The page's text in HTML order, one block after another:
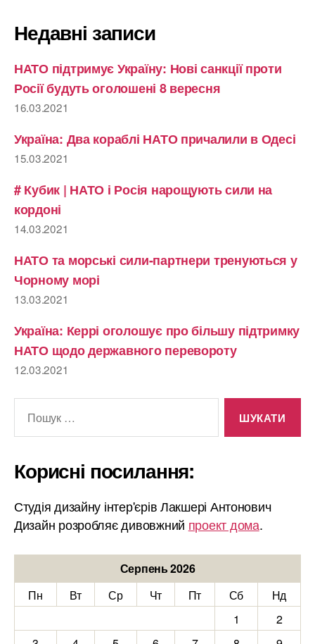
Недавні записи
НАТО підтримує Україну: Нові санкції проти
Росії будуть оголошені 8 вересня
16.03.2021
Україна: Два кораблі НАТО причалили в Одесі
15.03.2021
# Кубик | НАТО і Росія нарощують сили на
кордоні
14.03.2021
НАТО та морські сили-партнери тренуються у
Чорному морі
13.03.2021
Україна: Керрі оголошує про більшу підтримку
НАТО щодо державного перевороту
12.03.2021
Корисні посилання:
Студія дизайну інтер'єрів Лакшері Антонович
Дизайн розробляє дивовжний проект дома.
Серпень 2026
Пн
Вт Ср Чт Пт Сб
Нд
1
2